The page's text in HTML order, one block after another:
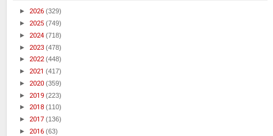
► 2026 (329)
► 2025 (749)
► 2024 (718)
► 2023 (478)
► 2022(448)
► 2021 (417)
► 2020 (359)
► 2019 (223)
► 2018 (110)
► 2017 (136)
► 2016 (63)